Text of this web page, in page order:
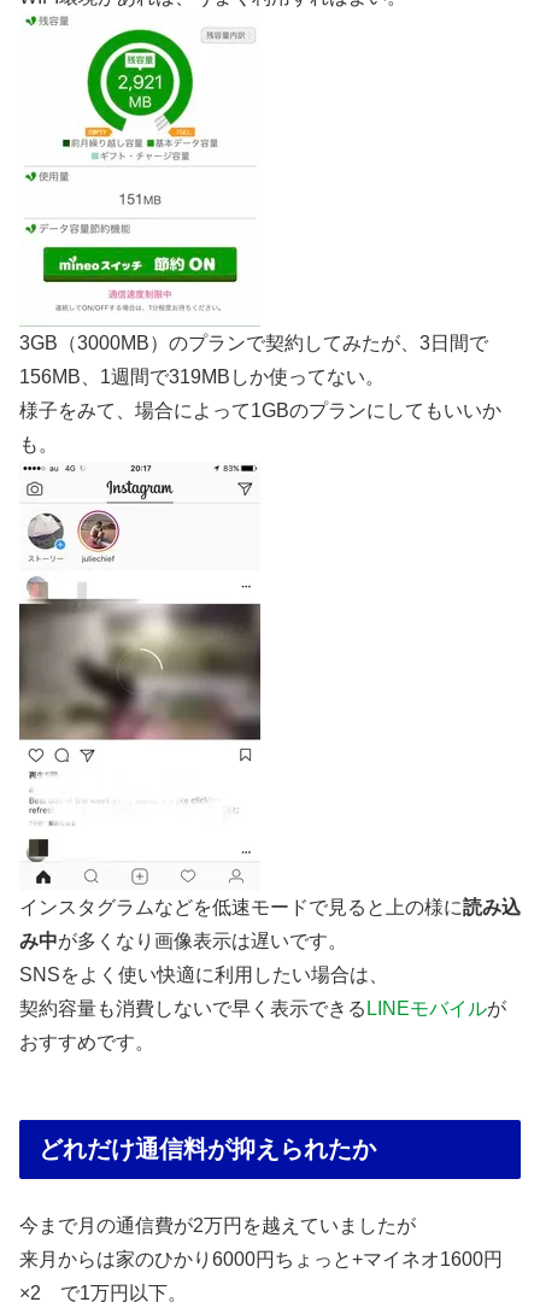
3GB（3000MB）のプランで契約してみたが、3日間で
156MB、1週間で319MBしか使ってない。
様子をみて、場合によって1GBのプランにしてもいいか
も。
インスタグラムなどを低速モードで見ると上の様に読み込
み中が多くなり画像表示は遅いです。
SNSをよく使い快適に利用したい場合は、
契約容量も消費しないで早く表示できる LINEモバイルが
おすすめです。
どれだけ通信料が抑えられたか
今まで月の通信費が2万円を越えていましたが
来月からは家のひかり6000円ちょっと+マイネオ1600円
×2 で1万円以下。